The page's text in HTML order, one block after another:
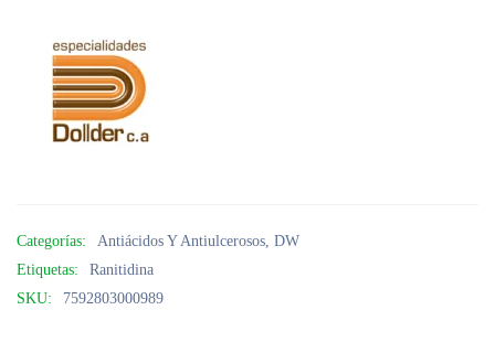
Categorías: Antiácidos Y Antiulcerosos, DW
Etiquetas:
Ranitidina
SKU:
7592803000989